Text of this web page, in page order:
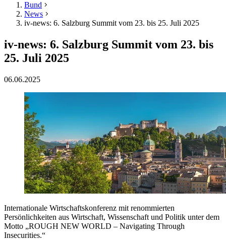
Bund
News
iv-news: 6. Salzburg Summit vom 23. bis 25. Juli 2025
iv-news: 6. Salzburg Summit vom 23. bis
25. Juli 2025
06.06.2025
Internationale Wirtschaftskonferenz mit renommierten
Persönlichkeiten aus Wirtschaft, Wissenschaft und Politik unter dem
Motto „ROUGH NEW WORLD – Navigating Through
Insecurities.“